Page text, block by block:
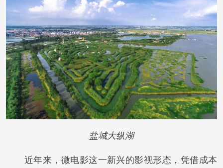
盐城大纵湖
近年来，微电影这一新兴的影视形态，凭借成本